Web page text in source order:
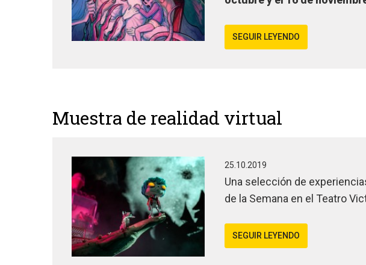
SEGUIR LEYENDO
Muestra de realidad virtual
25.10.2019
Una selección de
de la Semana en el Teatro
SEGUIR LEYENDO